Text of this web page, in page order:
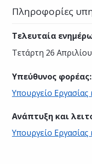
Πληροφορίες
Τελευταία
Τετάρτη 26
Υπεύθυνος φορέας:
Υπουργείο
Ανάπτυξη και
Υπουργείο